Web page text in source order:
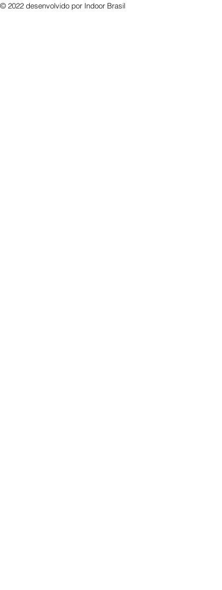
© 2022 desenvolvido por Indoor Brasil